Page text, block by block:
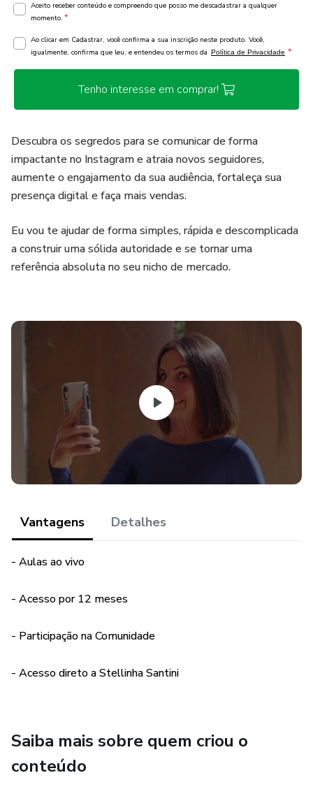
Aceito receber conteúdo e compreendo que posso me descadastrar a qualquer
momento. *
Ao clicar em Cadastrar, você confirma a sua inscrição neste produto. Você,
igualmente, confirma que leu, e entendeu os termos da Política de Privacidade *
Tenho interesse em comprar!
Descubra os segredos para se comunicar de forma
impactante no Instagram e atraia novos seguidores,
aumente o engajamento da sua audiência, fortaleça sua
presença digital e faça mais vendas.
Eu vou te ajudar de forma simples, rápida e descomplicada
a construir uma sólida autoridade e se tornar uma
referência absoluta no seu nicho de mercado.
Vantagens Detalhes
- Aulas ao vivo
- Acesso por 12 meses
- Participação na Comunidade
- Acesso direto a Stellinha Santini
Saiba mais sobre quem criou o
conteúdo